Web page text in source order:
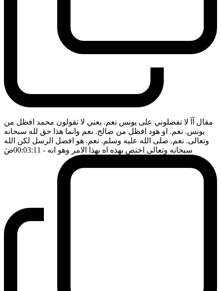
مقال آآ لا تفضلوني على يونس نعم. يعني لا تقولون محمد افظل من
يونس. نعم. او هود افظل من صالح. نعم وانما هذا حق لله سبحانه
وتعالى. نعم. صلى الله عليه وسلم. نعم. هو افضل الرسل لكن الله
سبحانه وتعالى اختص بهذه اه بهذا الامر وهو انه - 00:03:11 ضَ